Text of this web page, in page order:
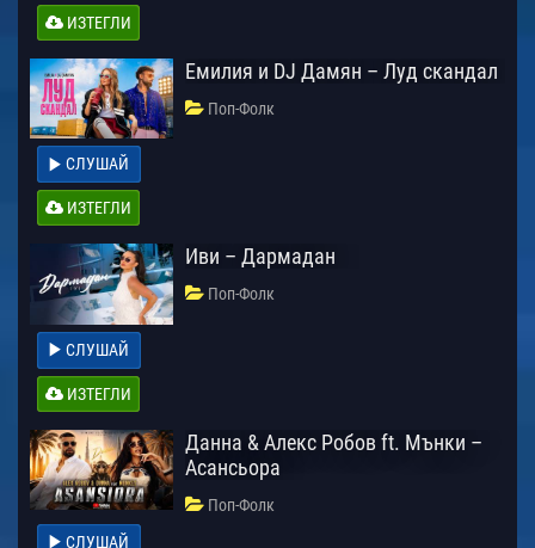
ИЗТЕГЛИ
Емилия и DJ Дамян – Луд скандал
Поп-Фолк
СЛУШАЙ
ИЗТЕГЛИ
Иви – Дармадан
Поп-Фолк
СЛУШАЙ
ИЗТЕГЛИ
Данна & Алекс Робов ft. Мънки –
Асансьора
Поп-Фолк
СЛУШАЙ